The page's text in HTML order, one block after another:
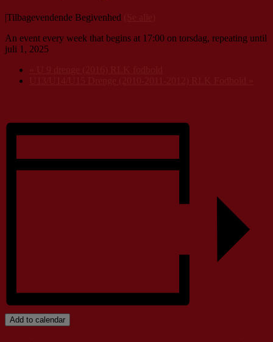
|Tilbagevendende Begivenhed
An event every week that begins at 17:00 on torsdag, repeating until
juli 1, 2025
Add to calendar